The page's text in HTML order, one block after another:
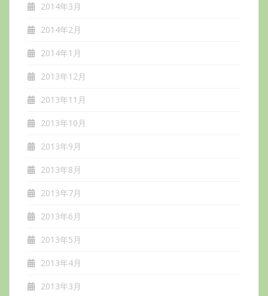
2014年3月
2014年2月
2014年1月
2013年12月
2013年11月
2013年10月
2013年9月
2013年8月
2013年7月
2013年6月
2013年5月
2013年4月
2013年3月